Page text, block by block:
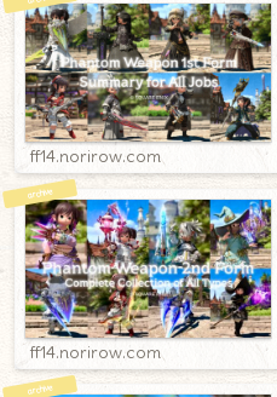
ff14.norirow.com
ff14.norirow.com